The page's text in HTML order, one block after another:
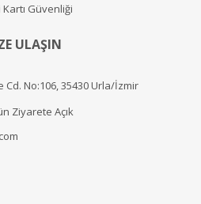
Güvenliği
ULAŞIN
No:106, 35430 Urla/İzmir
Ziyarete Açık